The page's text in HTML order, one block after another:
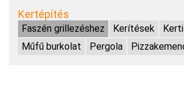
Kertépítés
Faszén grillezéshez Kerítések
Műfű burkolat
Pergola